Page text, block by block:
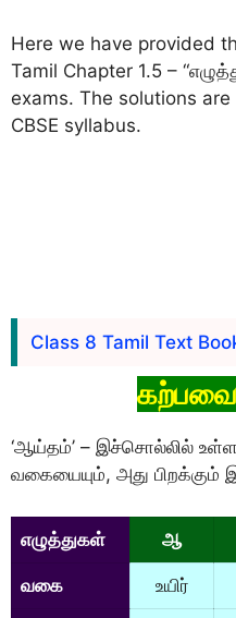
Here we have provided
Tamil Chapter 1.5 –
exams. The solutions
CBSE syllabus.
Class 8 Tamil Text
‘ஆய்தம்’ – இச்சொல்லில்
வகையையும், அது பிறக்கும்
எழுத்துகள் ஆ
வகை உயிர்